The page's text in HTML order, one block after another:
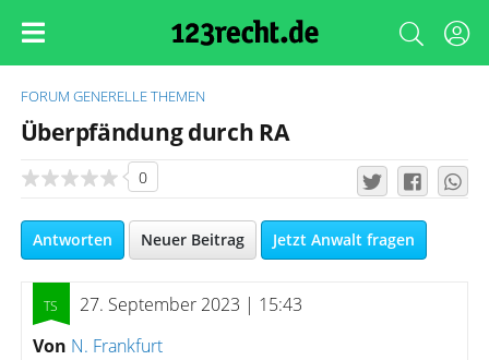
FORUM GENERELLE THEMEN
Überpfändung durch RA
0
Antworten Neuer Beitrag Jetzt Anwalt fragen
27. September 2023 | 15:43
Von N. Frankfurt